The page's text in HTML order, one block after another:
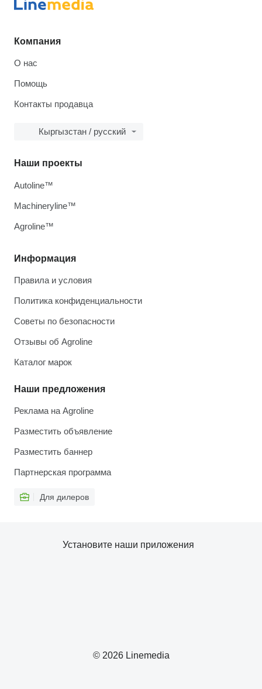
Компания
О нас
Помощь
Контакты продавца
Кыргызстан / русский
Информация
Правила и условия
Политика конфиденциальности
Советы по безопасности
Отзывы об Agroline
Каталог марок
Наши предложения
Реклама на Agroline
Разместить объявление
Разместить баннер
Партнерская программа
Для дилеров
Наши проекты
Autoline™
Machineryline™
Agroline™
© 2026 Linemedia
Установите наши приложения